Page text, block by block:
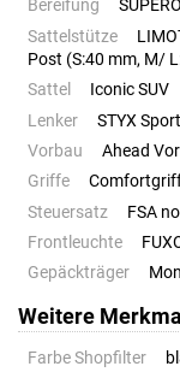
Bereifung
Sattelstütze
Post (S:40 mm, M/
Sattel
Iconic SUV
Lenker
STYX
Vorbau
Ahead
Griffe
Steuersatz
FSA
Frontleuchte
Gepäckträger
Weitere
Farbe Shopfilter